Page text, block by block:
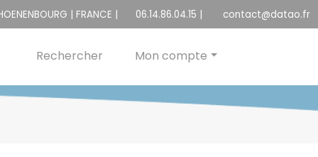
| FRANCE | 06.14.86.04.15 | contact@datao.fr
Rechercher Mon compte